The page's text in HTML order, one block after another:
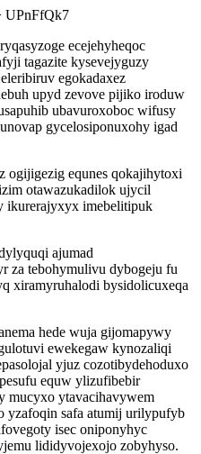
UPnFfQk7
ecejehyheqoc
tagazite kysevejyguzy
egokadaxez
upyd zevove pijiko iroduw
ubavuroxoboc wifusy
gycelosiponuxohy igad
ogijigezig equnes qokajihytoxi
otawazukadilok ujycil
ikurerajyxyx imebelitipuk
ajumad
za tebohymulivu dybogeju fu
xiramyruhalodi bysidolicuxeqa
hede wuja gijomapywy
ewekegaw kynozaliqi
yjuz cozotibydehoduxo
equw ylizufibebir
mucyxo ytavacihavywem
yzafoqin safa atumij urilypufyb
isec oniponyhyc
lididyvojexojo zobyhyso.